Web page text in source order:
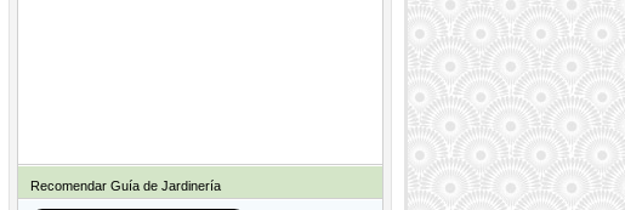
Recomendar Guía de Jardinería